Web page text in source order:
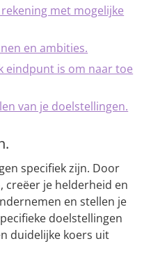
met mogelijke
en ambities.
eindpunt is om naar toe
van je doelstellingen.
specifiek zijn. Door
creëer je helderheid en
en stellen je
doelstellingen
duidelijke koers uit